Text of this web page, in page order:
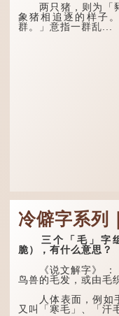
李白作此诗时，
天宝十一年。当时他
玄宗赐金放还约八年
两只猪，则为「豩
象猪相追逐的样子
群。」意指一群乱...
冷僻字系列
三个「毛」字组
脆），有什么意思？
《说文解字》 ：
鸟兽的毛发，或由毛
人体表面，例如手
又叫「寒毛」、「汗